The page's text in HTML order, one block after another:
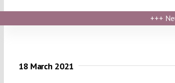
+++
18 March 2021